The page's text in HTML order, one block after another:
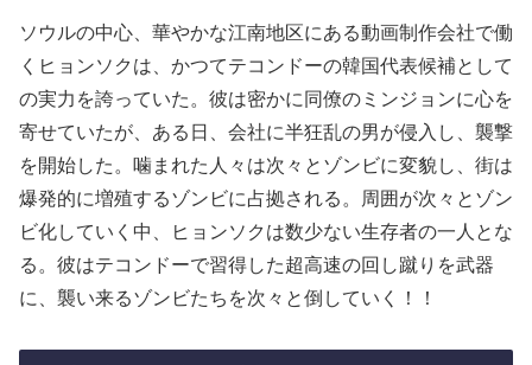
ソウルの中心、華やかな江南地区にある動画制作会社で働
くヒョンソクは、かつてテコンドーの韓国代表候補として
の実力を誇っていた。彼は密かに同僚のミンジョンに心を
寄せていたが、ある日、会社に半狂乱の男が侵入し、襲撃
を開始した。噛まれた人々は次々とゾンビに変貌し、街は
爆発的に増殖するゾンビに占拠される。周囲が次々とゾン
ビ化していく中、ヒョンソクは数少ない生存者の一人とな
る。彼はテコンドーで習得した超高速の回し蹴りを武器
に、襲い来るゾンビたちを次々と倒していく！！